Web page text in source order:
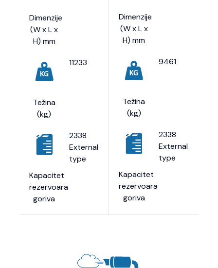
Dimenzije
(W x L x
H) mm
Težina
(kg)
11233
Kapacitet
rezervoara
goriva
2338
External
type
Dimenzije
(W x L x
H) mm
Težina
(kg)
9461
Kapacitet
rezervoara
goriva
2338
External
type